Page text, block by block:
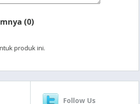
(0)
produk ini.
Follow Us